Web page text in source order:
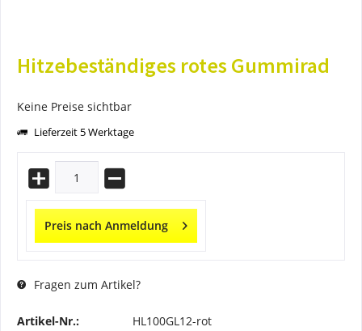
Hitzebeständiges rotes Gummirad
Keine Preise sichtbar
Lieferzeit 5 Werktage
Preis nach Anmeldung
Fragen zum Artikel?
Artikel-Nr.:
HL100GL12-rot